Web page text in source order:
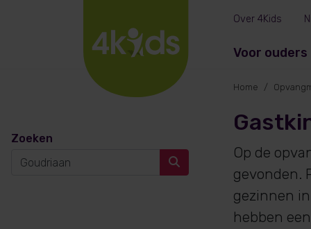
Voor ouders
Over 4Kids
Zoeken
Home
Op de
gevonden.
gezinnen
hebben